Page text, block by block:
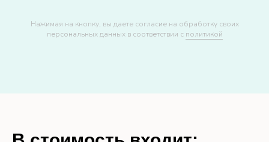
Нажимая на кнопку, вы даете согласие на обработку своих
персональных данных в соответствии с политикой